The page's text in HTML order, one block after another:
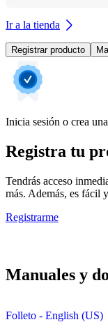
Ir a la tienda
Registrar producto
Inicia sesión o crea
Registra tu
Tendrás acceso
más. Además, es fácil
Registrarme
Manuales y
Folleto - English (US)